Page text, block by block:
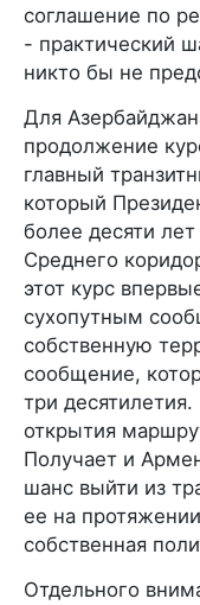
соглашение по
- практический
никто бы не
Для
продолжение
главный
который
более десяти
Среднего
этот курс
сухопутным
собственную
сообщение,
три
открытия
Получает и
шанс выйти из
ее на
собственная
Отдельного